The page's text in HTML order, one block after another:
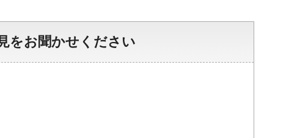
をお聞かせください